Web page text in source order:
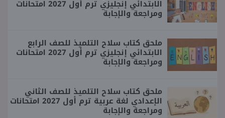
الابتدائي إنجليزي ترم أول 2027 امتحانات
ومراجعة والإجابة
ملحق كتاب سلاح التلميذ للصف الرابع
الابتدائي إنجليزي ترم أول 2027 امتحانات
ومراجعة والإجابة
ملحق كتاب سلاح التلميذ للصف الثاني
الإعدادي لغة عربية ترم أول 2027 امتحانات
ومراجعة والإجابة